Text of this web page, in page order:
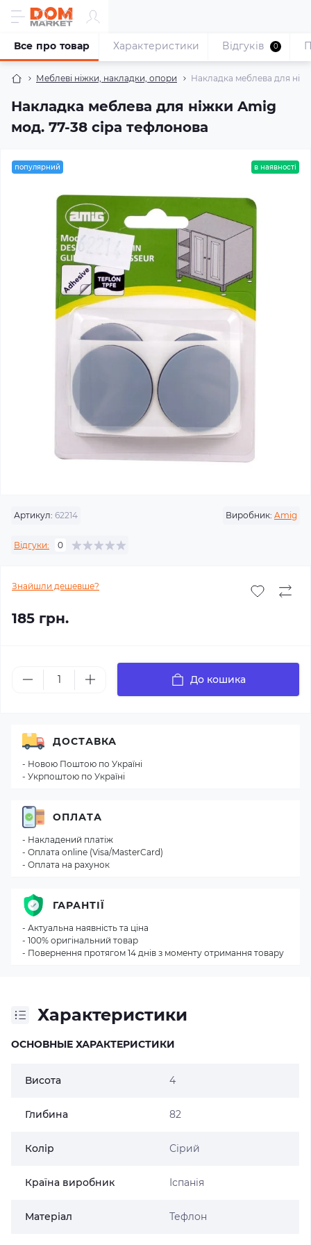
Меблеві ніжки, накладки, опори Накладка меблева для
Накладка меблева для ніжки Amig
мод. 77-38 сіра тефлонова
Все про товар Характеристики Відгуків 0
популярний в наявності
Артикул: 62214 Виробник: Amig
Відгуки: 0
Знайшли дешевше?
185 грн.
До кошика
Характеристики
ОСНОВНЫЕ ХАРАКТЕРИСТИКИ
Висота 4
Глибина 82
Колір Сірий
Країна виробник Іспанія
Матеріал Тефлон
ДОСТАВКА
- Новою Поштою по Україні
- Укрпоштою по Україні
ОПЛАТА
- Накладений платіж
- Оплата online (Visa/MasterCard)
- Оплата на рахунок
ГАРАНТІЇ
- Актуальна наявність та ціна
- 100% оригінальний товар
- Повернення протягом 14 днів з моменту отримання товару